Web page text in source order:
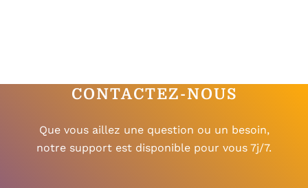
CONTACTEZ-NOUS
Que vous aillez une question ou un besoin,
notre support est disponible pour vous 7j/7.